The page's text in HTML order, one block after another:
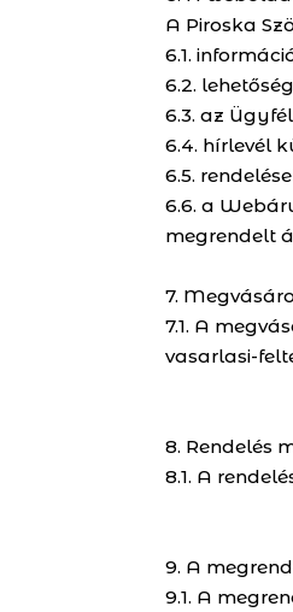
A Piroska
6.1.
6.2.
6.3. az
6.4. hírlevél
6.5.
6.6. a
megrendelt
7.
7.1. A
vasarlasi-
8. Rendelés
8.1. A
9. A
9.1. A